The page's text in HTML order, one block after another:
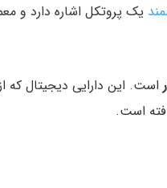
یک پروتکل اشاره دارد و
است. این دارایی دیجیتال که
است.